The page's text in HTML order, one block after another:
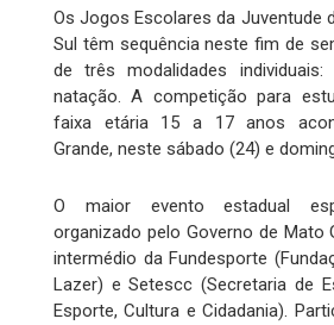
Os Jogos Escolares da Juventude
Sul têm sequência neste fim de
de três modalidades
natação. A competição para
faixa etária 15 a 17 anos
Grande, neste sábado (24) e
O maior evento estadual
organizado pelo Governo de Mato
intermédio da Fundesporte
Lazer) e Setescc (Secretaria de
Esporte, Cultura e Cidadania).